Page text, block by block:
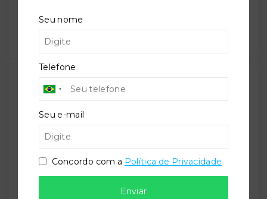
Compartilhar
TORQUATO - Corretor de Imóveis
CRECI -42643f
(47) 9 9147-9687
contato@imobiliariatorquato.com.br
Nome
Seu nome
Telefone
Seu e-mail
Concordo com a Política de Privacidade
Enviar